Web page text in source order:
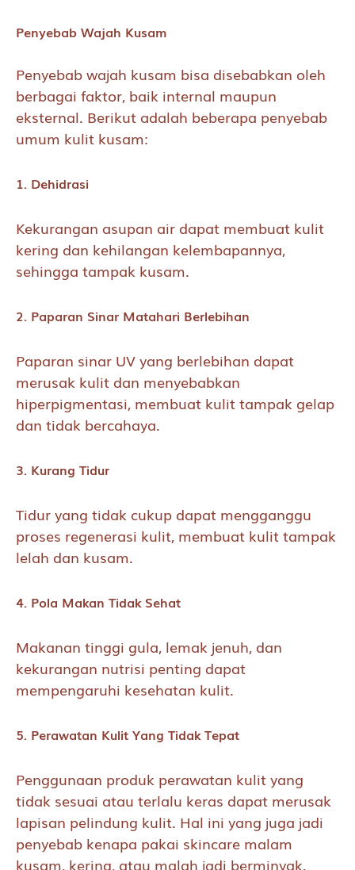
Penyebab Wajah Kusam
Penyebab wajah kusam bisa disebabkan oleh
berbagai faktor, baik internal maupun
eksternal. Berikut adalah beberapa penyebab
umum kulit kusam:
1. Dehidrasi
Kekurangan asupan air dapat membuat kulit
kering dan kehilangan kelembapannya,
sehingga tampak kusam.
2. Paparan Sinar Matahari Berlebihan
Paparan sinar UV yang berlebihan dapat
merusak kulit dan menyebabkan
hiperpigmentasi, membuat kulit tampak gelap
dan tidak bercahaya.
3. Kurang Tidur
Tidur yang tidak cukup dapat mengganggu
proses regenerasi kulit, membuat kulit tampak
lelah dan kusam.
4. Pola Makan Tidak Sehat
Makanan tinggi gula, lemak jenuh, dan
kekurangan nutrisi penting dapat
mempengaruhi kesehatan kulit.
5. Perawatan Kulit Yang Tidak Tepat
Penggunaan produk perawatan kulit yang
tidak sesuai atau terlalu keras dapat merusak
lapisan pelindung kulit. Hal ini yang juga jadi
penyebab kenapa pakai skincare malam
kusam, kering, atau malah jadi berminyak.